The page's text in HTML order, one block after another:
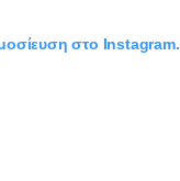
στο Instagram.